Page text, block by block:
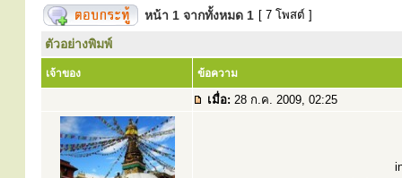
หน้า 1 จากทั้งหมด 1 [ 7 โพสต์ ]
ตัวอย่างพิมพ์
เจ้าของ ข้อความ
เมื่อ: 28 ก.ค. 2009, 02:25